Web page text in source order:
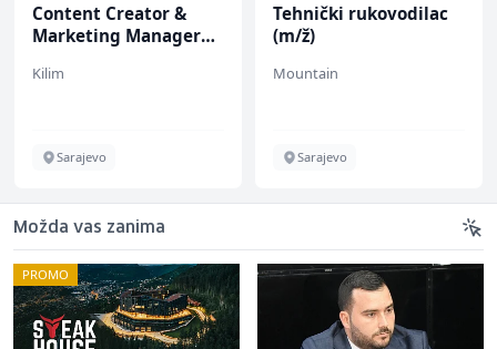
Content Creator &
Marketing Manager
Kilim
Sarajevo
Tehnički rukovodilac
(m/ž)
Mountain
Sarajevo
Možda vas zanima
PROMO